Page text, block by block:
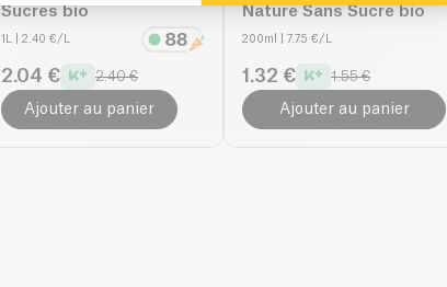
Sucres bio
1L | 2.40 €/L
2.04 € 2.40 €
Ajouter au panier
Nature Sans Sucre bio
200ml | 7.75 €/L
1.32 € 1.55 €
Ajouter au panier